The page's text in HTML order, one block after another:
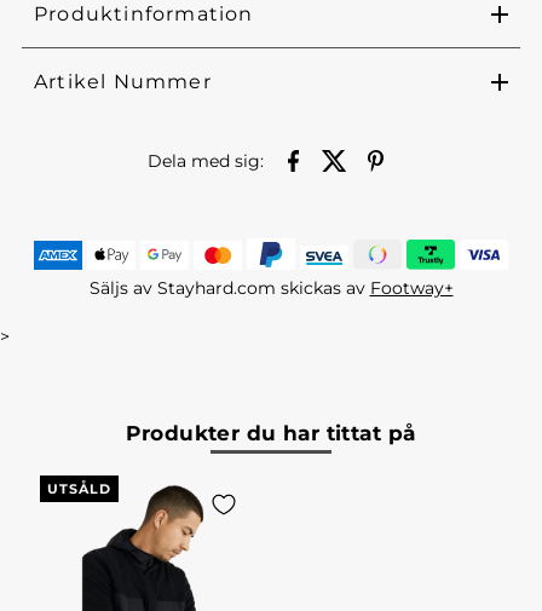
Produktinformation
Artikel Nummer
Dela med sig:
Säljs av Stayhard.com skickas av Footway+
>
Produkter du har tittat på
UTSÅLD